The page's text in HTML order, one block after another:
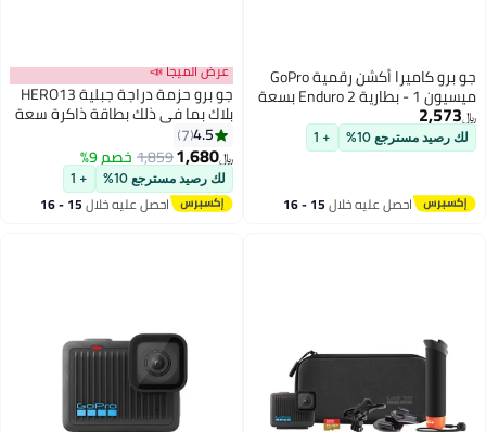
جو برو كاميرا أكشن رقمية GoPro
ميسيون 1 - بطارية Enduro 2 بسعة
2150 مللي أمبير - مستشعر من
نوع 1.0 - فيديو بدقة 8K - تصوير
بطيء 8x - صور بدقة 50 ميجابكسل
2x بدقة 4K باستخدام تطبيق GoPro
Quik، صوت بلوتوث®
﷼‏2,573
لك رصيد مسترجع 10% + 1
احصل عليه خلال 15 - 16
عرض الميجا 📣
جو برو حزمة دراجة جبلية HERO13
بلاك بما في ذلك بطاقة ذاكرة سعة
64 جيجابايت وعدسة عريضة للغاية،
وحزام صدر، وحقيبة كاميرا لتثبيت
المقود / عمود المقعد.
4.5
7
﷼‏1,680
1,859خصم 9%
لك رصيد مسترجع 10% + 1
احصل عليه خلال 15 - 16